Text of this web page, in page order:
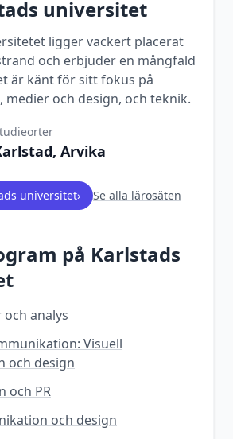
universitet
ligger vackert placerat
och erbjuder en mångfald
är känt för sitt fokus på
och design, och teknik.
Arvika
universitet› Se alla lärosäten
på Karlstads
analys
Visuell
och design
och PR
och design